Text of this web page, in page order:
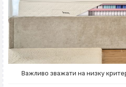
Важливо зважати на низку